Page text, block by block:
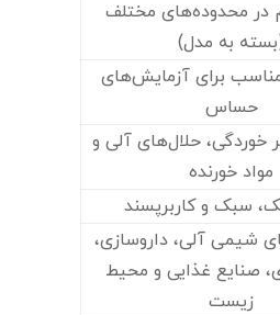
در محدوده‌های مختلف
به مدل)
مناسب برای آزمایش‌های
حساس
خوردگی، حلال‌های آلی و
مواد خورنده
سبک و کاربرپسند
شیمی آلی، داروسازی،
صنایع غذایی و محیط
زیست